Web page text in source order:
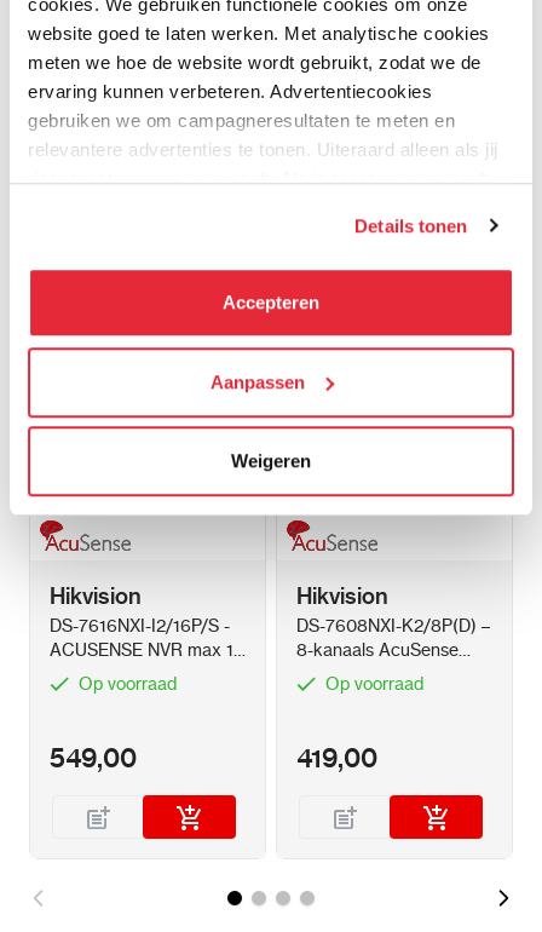
website goed te laten werken. Met analytische cookies
meten we hoe de website wordt gebruikt, zodat we de
ervaring kunnen verbeteren. Advertentiecookies
gebruiken we om campagneresultaten te meten en
relevantere advertenties te tonen. Uiteraard alleen als jij
daar toestemming voor geeft. Als je toestemming geeft,
kunnen deze gegevens combineren met informatie die zij
hebben verzameld via het gebruik van hun diensten. Je
kunt alle cookies accepteren, alleen noodzakelijke
We werken samen met21 derden
die uw gegevens
kunnen ontvangen en verwerken.
Details tonen
Accepteren
Aanpassen
Weigeren
445,00 369,00
Hikvision
DS-7616NXI-I2/16P/S -
ACUSENSE NVR max 16
x 12MP IP Camera's +
PoE
Op voorraad
549,00
Hikvision
DS-7608NXI-K2/8P(D) –
8-kanaals AcuSense
PoE NVR met 4K HDMI
Op voorraad
419,00